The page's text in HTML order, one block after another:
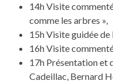
14h Visite
comme les arbres »,
15h Visite guidée de
16h Visite
17h Présentation et
Cadeillac, Bernard